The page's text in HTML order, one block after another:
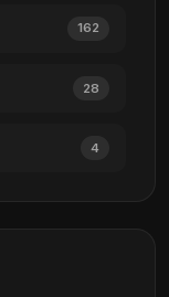
162
28
4